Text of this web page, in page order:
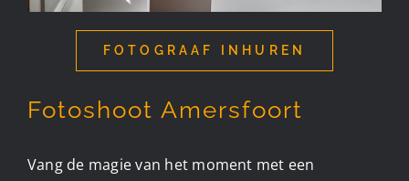
FOTOGRAAF INHUREN
Fotoshoot Amersfoort
Vang de magie van het moment met een